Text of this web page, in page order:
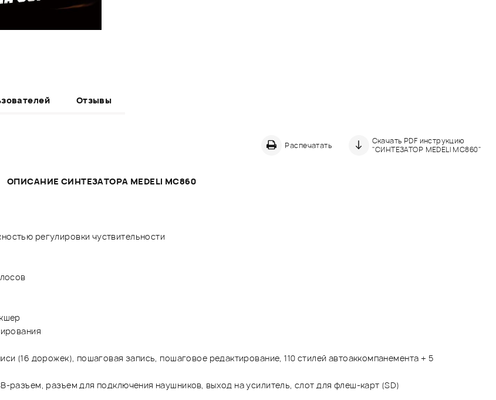
Отзывы
Распечатать
Скачать PDF инструкцию
"СИНТЕЗАТОР MEDELI MC860"
ОПИСАНИЕ СИНТЕЗАТОРА MEDELI MC860
регулировки чуствительности
(16 дорожек), пошаговая запись, пошаговое редактирование, 110 стилей автоаккомпанемента + 5
разъем, разъем для подключения наушников, выход на усилитель, слот для флеш-карт (SD)